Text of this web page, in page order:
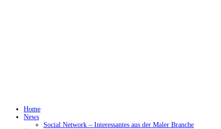
Home
News
Social Network – Interessantes aus der Maler Branche